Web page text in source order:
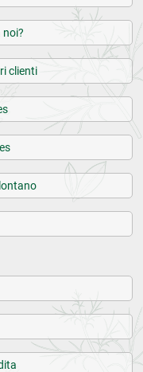
noi?
clienti